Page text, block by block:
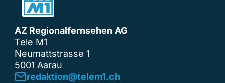
AZ Regionalfernsehen AG
Tele M1
Neumattstrasse 1
5001 Aarau
redaktion@telem1.ch